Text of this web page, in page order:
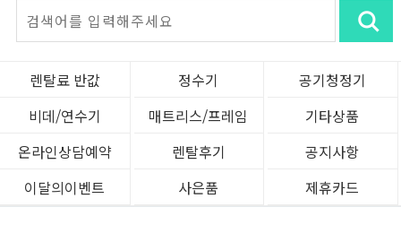
렌탈료 반값 정수기
공기청정기
비데/연수기
매트리스/프레임
기타상품
온라인상담예약
렌탈후기
공지사항
이달의이벤트
사은품 제휴카드